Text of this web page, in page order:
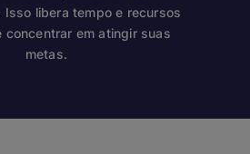
Isso libera tempo e recursos
concentrar em atingir suas
metas.